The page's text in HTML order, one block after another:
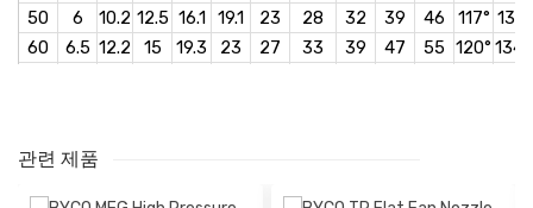
50
6 10.2 12.5 16.1 19.1 23 28 32 39 46 117° 131°
60
6.5 12.2 15 19.3 23 27 33 39 47 55 120° 134°
100 8.4
110
8.8 22 27 61 71 87 100 125°
관련 제품